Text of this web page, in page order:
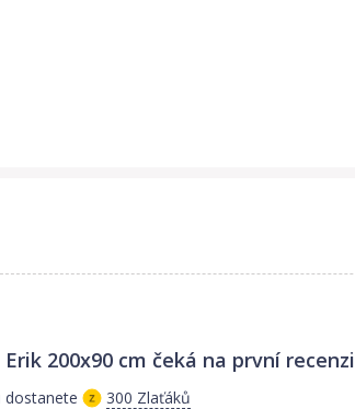
200x90 cm čeká na první recenzi
dostanete
300 Zlaťáků